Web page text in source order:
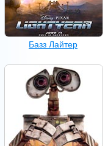
Базз Лайтер